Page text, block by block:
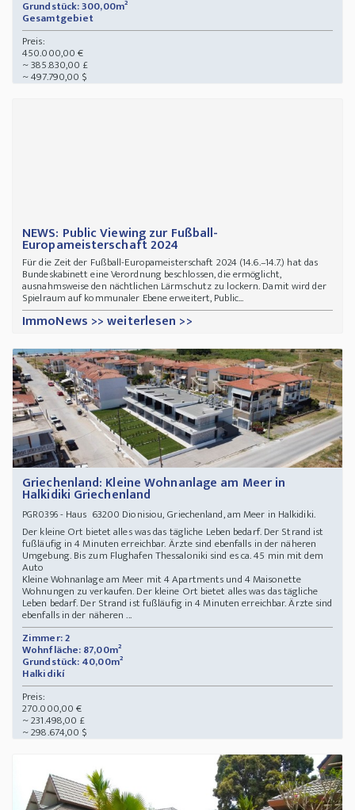
Grundstück: 300,00m²
Gesamtgebiet
Preis:
450.000,00 €
~ 385.830,00 £
~ 497.790,00 $
NEWS: Public Viewing zur Fußball-
Europameisterschaft 2024
Für die Zeit der Fußball-Europameisterschaft 2024 (14.6.–14.7.) hat das
Bundeskabinett eine Verordnung beschlossen, die ermöglicht,
ausnahmsweise den nächtlichen Lärmschutz zu lockern. Damit wird der
Spielraum auf kommunaler Ebene erweitert, Public...
ImmoNews >> weiterlesen >>
Griechenland: Kleine Wohnanlage am Meer in
Halkidiki Griechenland
PGR0396- Haus 63200 Dionisiou, Griechenland, am Meer in Halkidiki.
Der kleine Ort bietet alles was das tägliche Leben bedarf. Der Strand ist
fußläufig in 4 Minuten erreichbar. Ärzte sind ebenfalls in der näheren
Umgebung. Bis zum Flughafen Thessaloniki sind es ca. 45 min mit dem
Auto
Kleine Wohnanlage am Meer mit 4 Apartments und 4 Maisonette
Wohnungen zu verkaufen. Der kleine Ort bietet alles was das tägliche
Leben bedarf. Der Strand ist fußläufig in 4 Minuten erreichbar. Ärzte sind
ebenfalls in der näheren ...
Zimmer: 2
Wohnfläche: 87,00m²
Grundstück: 40,00m²
Halkidikí
Preis:
270.000,00 €
~ 231.498,00 £
~ 298.674,00 $